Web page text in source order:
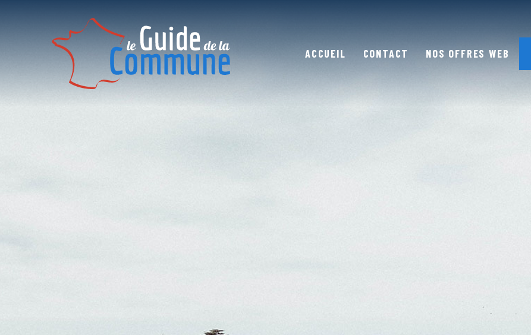
ACCUEIL CONTACT NOS OFFRES WEB